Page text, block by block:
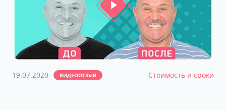
19.07.2020 ВИДЕООТЗЫВ Стоимость и сроки